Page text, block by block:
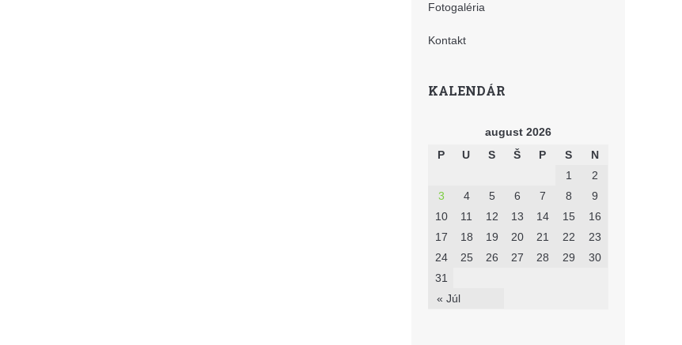
Fotogaléria
Kontakt
KALENDÁR
august 2026
P
U S Š P S N
« Júl
1
2
3
4 5 6 7 8
9
10
11 12 13 14 15
16
17
18 19 20 21 22
23
24
25 26 27 28 29
30
31